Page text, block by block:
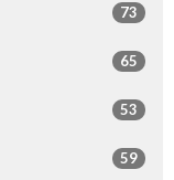
73
65
53
59